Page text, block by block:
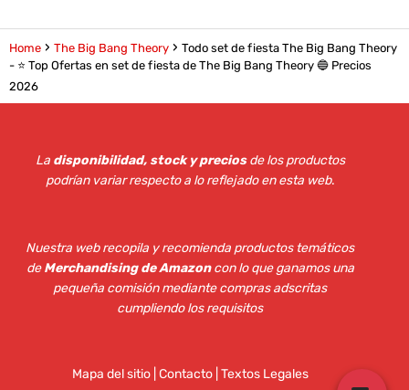
Home The Big Bang Theory
Todo set de fiesta The Big Bang Theory
- ⭐️ Top Ofertas en set de fiesta de The Big Bang Theory 🔵 Precios
2026
La disponibilidad, stock y preciosde los productos
podrían variar respecto a lo reflejado en esta web.
Nuestra web recopila y recomienda productos temáticos
deMerchandising de Amazoncon lo que ganamos una
pequeña comisión mediante compras adscritas
cumpliendo los requisitos
Mapa del sitio| Contacto | Textos Legales